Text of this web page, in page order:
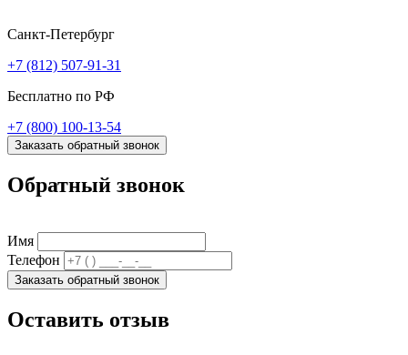
Санкт-Петербург
+7 (812) 507-91-31
Бесплатно по РФ
+7 (800) 100-13-54
Заказать обратный звонок
Обратный звонок
Имя
Телефон
Заказать обратный звонок
Оставить отзыв